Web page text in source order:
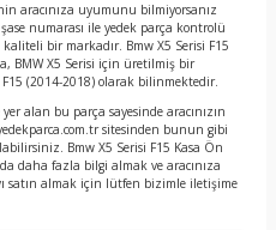
aracınıza uyumunu bilmiyorsanız
numarası ile yedek parça kontrolü
bir markadır. Bmw X5 Serisi F15
BMW X5 Serisi için üretilmiş bir
F15 (2014-2018) olarak bilinmektedir.
alan bu parça sayesinde aracınızın
sitesinden bunun gibi
Bmw X5 Serisi F15 Kasa Ön
daha fazla bilgi almak ve aracınıza
satın almak için lütfen bizimle iletişime